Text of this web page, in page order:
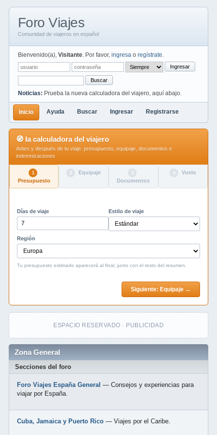
Foro Viajes
Comunidad de viajeros en español
Bienvenido(a), Visitante. Por favor, ingresao regístrate.
Ingresar
Buscar
Noticias: Prueba la nueva calculadora del viajero, aquí abajo.
Inicio Ayuda Buscar Ingresar Registrarse
🧭 la calculadora del viajero
Antes y después de tu viaje: presupuesto, equipaje, documentos e
indemnizaciones
1
Presupuesto
2 Equipaje 3
Documentos
4 Vuelo
Días de viaje Estilo de viaje
Región
Tu presupuesto estimado aparecerá al final, junto con el resto del resumen.
Siguiente: Equipaje →
ESPACIO RESERVADO · PUBLICIDAD
Zona General
Secciones del foro
Foro Viajes España General — Consejos y experiencias para
viajar por España.
Cuba, Jamaica y Puerto Rico— Viajes por el Caribe.